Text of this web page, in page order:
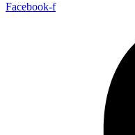
Facebook-f